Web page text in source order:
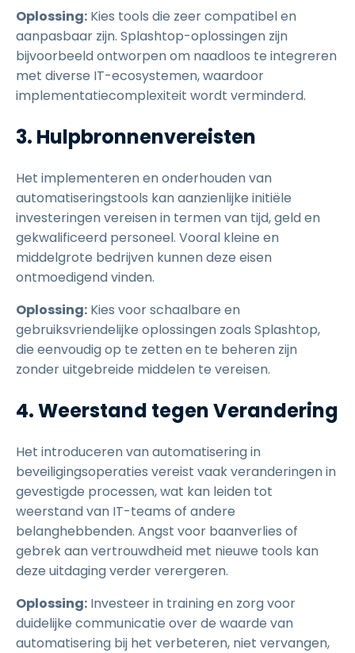
Oplossing: Kies tools die zeer compatibel en
aanpasbaar zijn. Splashtop-oplossingen zijn
bijvoorbeeld ontworpen om naadloos te integreren
met diverse IT-ecosystemen, waardoor
implementatiecomplexiteit wordt verminderd.
3. Hulpbronnenvereisten
Het implementeren en onderhouden van
automatiseringstools kan aanzienlijke initiële
investeringen vereisen in termen van tijd, geld en
gekwalificeerd personeel. Vooral kleine en
middelgrote bedrijven kunnen deze eisen
ontmoedigend vinden.
Oplossing: Kies voor schaalbare en
gebruiksvriendelijke oplossingen zoals Splashtop,
die eenvoudig op te zetten en te beheren zijn
zonder uitgebreide middelen te vereisen.
4. Weerstand tegen Verandering
Het introduceren van automatisering in
beveiligingsoperaties vereist vaak veranderingen in
gevestigde processen, wat kan leiden tot
weerstand van IT-teams of andere
belanghebbenden. Angst voor baanverlies of
gebrek aan vertrouwdheid met nieuwe tools kan
deze uitdaging verder verergeren.
Oplossing: Investeer in training en zorg voor
duidelijke communicatie over de waarde van
automatisering bij het verbeteren, niet vervangen,